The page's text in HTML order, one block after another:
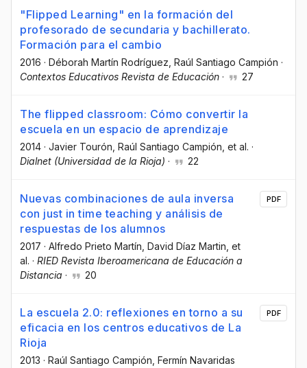
"Flipped Learning" en la formación del
profesorado de secundaria y bachillerato.
Formación para el cambio
2016 · Déborah Martín Rodríguez , Raúl Santiago Campión ·
Contextos Educativos Revista de Educación · 27
The flipped classroom: Cómo convertir la
escuela en un espacio de aprendizaje
2014 · Javier Tourón , Raúl Santiago Campión , et al. ·
Dialnet (Universidad de la Rioja) · 22
Nuevas combinaciones de aula inversa
con just in time teaching y análisis de
respuestas de los alumnos
2017 · Alfredo Prieto Martín , David Díaz Martin , et
al. · RIED Revista Iberoamericana de Educación a
Distancia · 20
PDF
La escuela 2.0: reflexiones en torno a su
eficacia en los centros educativos de La
Rioja
2013 · Raúl Santiago Campión , Fermín Navaridas
PDF